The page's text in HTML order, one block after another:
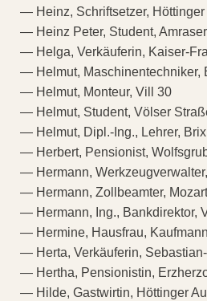
— Heinz, Schriftsetzer, Höttinger
— Heinz Peter, Student,
— Helga, Verkäuferin, Kaiser-
— Helmut, Maschinentechniker,
— Helmut, Monteur, Vill 30
— Helmut, Student, Völser
— Helmut, Dipl.-Ing., Lehrer,
— Herbert, Pensionist,
— Hermann,
— Hermann, Zollbeamter,
— Hermann, Ing., Bankdirektor,
— Hermine, Hausfrau,
— Herta, Verkäuferin,
— Hertha, Pensionistin,
— Hilde, Gastwirtin, Höttinger